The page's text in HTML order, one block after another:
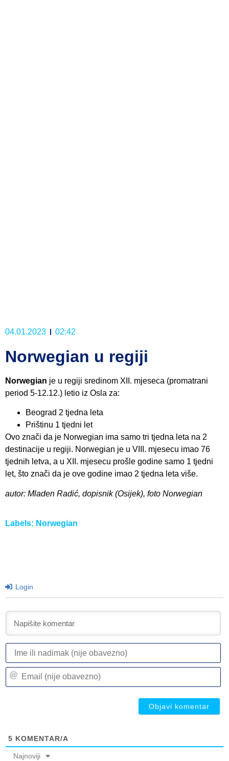
04.01.2023 02:42
Norwegian u regiji
Norwegian je u regiji sredinom XII. mjeseca (promatrani
period 5-12.12.) letio iz Osla za:
Beograd 2 tjedna leta
Prištinu 1 tjedni let
Ovo znači da je Norwegian ima samo tri tjedna leta na 2
destinacije u regiji. Norwegian je u VIII. mjesecu imao 76
tjednih letva, a u XII. mjesecu prošle godine samo 1 tjedni
let, što znači da je ove godine imao 2 tjedna leta više.
autor: Mladen Radić, dopisnik (Osijek), foto Norwegian
Labels: Norwegian
Login
5 KOMENTAR/A
Najnoviji